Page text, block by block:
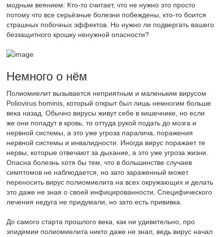
модным веянием. Кто-то считает, что не нужно это просто
потому что все серьёзные болезни побеждены, кто-то боится
страшных побочных эффектов. Но нужно ли подвергать вашего
беззащитного крошку ненужной опасности?
Немного о нём
Полиомиелит вызывается неприятным и маленьким вирусом
Poliovirus hominis, который открыт был лишь немногим больше
века назад. Обычно вирусы живут себе в кишечнике, но если
же они попадут в кровь, то оттуда рукой подать до мозга и
нервной системы, а это уже угроза паралича, поражения
нервной системы и инвалидности. Иногда вирус поражает те
нервы, которые отвечают за дыхание, а это уже угроза жизни.
Опасна болезнь хотя бы тем, что в большинстве случаев
симптомов не наблюдается, но зато зараженный может
переносить вирус полиомиелита на всех окружающих и делать
это даже не зная о своей инфицированности. Специфического
лечения недуга не придумали, но зато есть прививка.
До самого старта прошлого века, как ни удивительно, про
эпидемии полиомиелита никто даже не знал, ведь вирус начал